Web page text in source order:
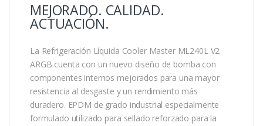
MEJORADO. CALIDAD.
ACTUACIÓN.
La Refrigeración Líquida Cooler Master ML240L V2
ARGB cuenta con un nuevo diseño de bomba con
componentes internos mejorados para una mayor
resistencia al desgaste y un rendimiento más
duradero. EPDM de grado industrial especialmente
formulado utilizado para sellado reforzado para la